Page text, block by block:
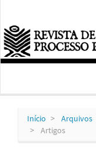
Conteúdo
principal
Barra
Lateral
Início Arquivos
Artigos